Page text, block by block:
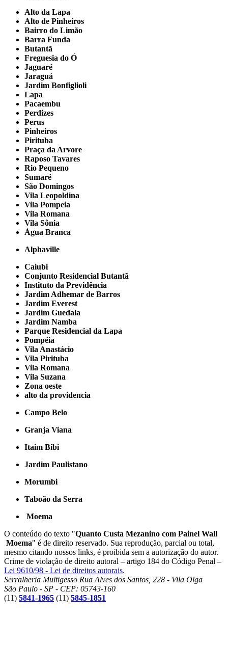
Alto da Lapa
Alto de Pinheiros
Bairro do Limão
Barra Funda
Butantã
Freguesia do Ó
Jaguaré
Jaraguá
Jardim Bonfiglioli
Lapa
Pacaembu
Perdizes
Perus
Pinheiros
Pirituba
Praça da Arvore
Raposo Tavares
Rio Pequeno
Sumaré
São Domingos
Vila Leopoldina
Vila Pompeia
Vila Romana
Vila Sônia
Água Branca
Alphaville
Caiubi
Conjunto Residencial Butantã
Instituto da Previdência
Jardim Adhemar de Barros
Jardim Everest
Jardim Guedala
Jardim Namba
Parque Residencial da Lapa
Pompéia
Vila Anastácio
Vila Pirituba
Vila Romana
Vila Suzana
Zona oeste
alto da providencia
Campo Belo
Granja Viana
Itaim Bibi
Jardim Paulistano
Morumbi
Taboão da Serra
Moema
O conteúdo do texto "Quanto Custa Mezanino com Painel Wall
Moema" é de direito reservado. Sua reprodução, parcial ou total,
mesmo citando nossos links, é proibida sem a autorização do autor.
Crime de violação de direito autoral – artigo 184 do Código Penal –
Lei 9610/98 - Lei de direitos autorais.
Serralheria Multigesso Rua Alves dos Santos, 228 - Vila Olga
São Paulo - SP - CEP: 05743-160
(11) 5841-1965 (11) 5845-1851